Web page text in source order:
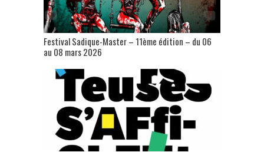
Festival Sadique-Master – 11ème édition – du 06
au 08 mars 2026